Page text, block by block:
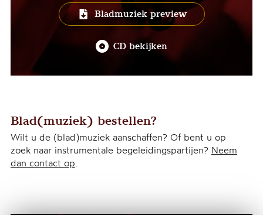
Bladmuziek preview
CD bekijken
Blad(muziek) bestellen?
Wilt u de (blad)muziek aanschaffen? Of bent u op
zoek naar instrumentale begeleidingspartijen? Neem
dan contact op.